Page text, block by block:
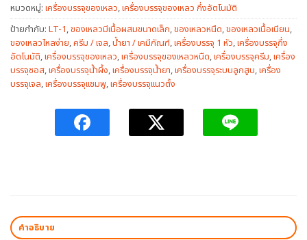
หมวดหมู่: เครื่องบรรจุของเหลว,เครื่องบรรจุของเหลว กึ่งอัตโนมัติ
ป้ายกำกับ: LT-1,ของเหลวมีเนื้อผสมขนาดเล็ก,ของเหลวหนืด,ของเหลวเนื้อเนียน,
ของเหลวไหลง่าย,ครีม / เจล,น้ำยา / เคมีภัณฑ์,เครื่องบรรจุ 1 หัว,เครื่องบรรจุกึ่ง
อัตโนมัติ,เครื่องบรรจุของเหลว,เครื่องบรรจุของเหลวหนืด,เครื่องบรรจุครีม,เครื่อง
บรรจุซอส,เครื่องบรรจุน้ำผึ้ง,เครื่องบรรจุน้ำยา,เครื่องบรรจุระบบลูกสูบ,เครื่อง
บรรจุเจล,เครื่องบรรจุแชมพู,เครื่องบรรจุแนวตั้ง
คำอธิบาย